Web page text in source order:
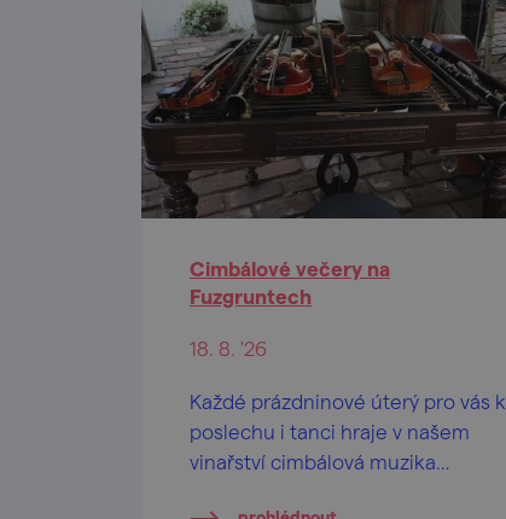
Cimbálové večery na
Fuzgruntech
18. 8. '26
Každé prázdninové úterý pro vás k
poslechu i tanci hraje v našem
vinařství cimbálová muzika